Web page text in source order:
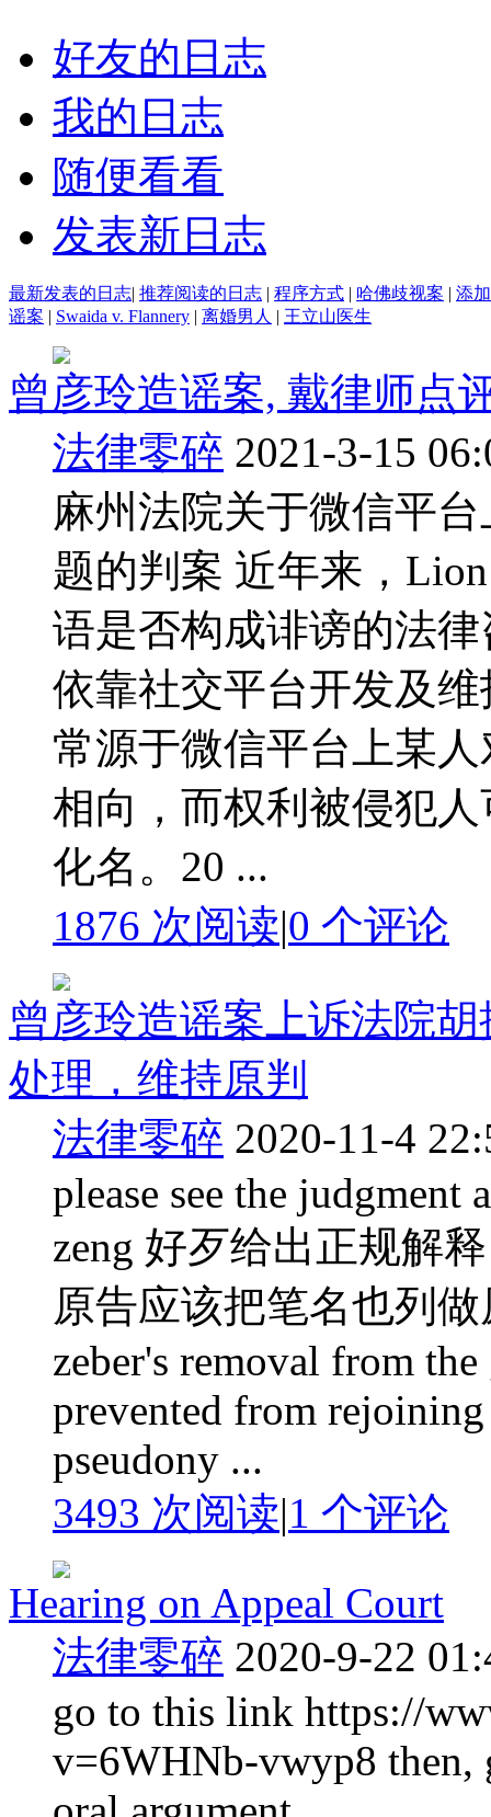
好友的日志
我的日志
随便看看
发表新日志
最新发表的日志| 推荐阅读的日志 | 程序方式 | 哈佛歧视案 | 添
谣案 | Swaida v. Flannery | 离婚男人 | 王立山医生
曾彦玲造谣案, 戴律师点
法律零碎 2021-3-15
麻州法院关于微信平
题的判案 近年来，
语是否构成诽谤的法
依靠社交平台开发及
常源于微信平台上某
相向，而权利被侵犯
化名。20 ...
1876 次阅读|0 个评论
曾彦玲造谣案上诉法院胡
处理，维持原判
法律零碎 2020-11-4
please see the judgment
zeng 好歹给出正规解
原告应该把笔名也列做
zeber's removal from
prevented from
pseudony ...
3493 次阅读|1 个评论
Hearing on Appeal Court
法律零碎 2020-9-22
go to this link https://
v=6WHNb-vwyp8 then,